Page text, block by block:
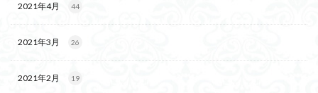
2021年4月 44
2021年3月 26
2021年2月 19